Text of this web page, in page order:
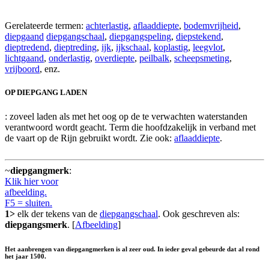
Gerelateerde termen: achterlastig, aflaaddiepte, bodemvrijheid,
diepgaand diepgangschaal, diepgangspeling, diepstekend,
dieptredend, dieptreding, ijk, ijkschaal, koplastig, leegvlot,
lichtgaand, onderlastig, overdiepte, peilbalk, scheepsmeting,
vrijboord, enz.
OP DIEPGANG LADEN
: zoveel laden als met het oog op de te verwachten waterstanden
verantwoord wordt geacht. Term die hoofdzakelijk in verband met
de vaart op de Rijn gebruikt wordt. Zie ook: aflaaddiepte.
~diepgangmerk:
Klik hier voor
afbeelding.
F5 = sluiten.
1> elk der tekens van de diepgangschaal. Ook geschreven als:
diepgangsmerk. [Afbeelding]
Het aanbrengen van diepgangmerken is al zeer oud. In ieder geval gebeurde dat al rond
het jaar 1500.